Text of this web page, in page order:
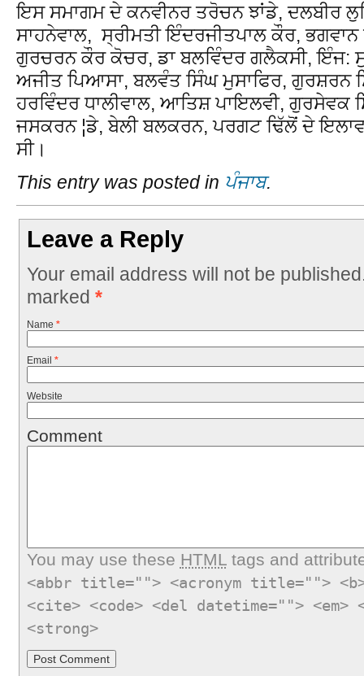
ਇਸ ਸਮਾਗਮ ਦੇ ਕਨਵੀਨਰ ਤਰੋਚਨ ਝਾਂਡੇ, ਦਲਬੀਰ
ਸਾਹਨੇਵਾਲ, ਸ੍ਰੀਮਤੀ ਇੰਦਰਜੀਤਪਾਲ ਕੌਰ, ਭਗਵਾਨ
ਗੁਰਚਰਨ ਕੌਰ ਕੋਚਰ, ਡਾ ਬਲਵਿੰਦਰ ਗਲੈਕਸੀ, ਇੰਜ:
ਅਜੀਤ ਪਿਆਸਾ, ਬਲਵੰਤ ਸਿੰਘ ਮੁਸਾਫਿਰ, ਗੁਰਸ਼ਰਨ
ਹਰਵਿੰਦਰ ਧਾਲੀਵਾਲ, ਆਤਿਸ਼ ਪਾਇਲਵੀ, ਗੁਰਸੇਵਕ
ਜਸਕਰਨ ¦ਡੇ, ਬੇਲੀ ਬਲਕਰਨ, ਪਰਗਟ ਢਿੱਲੋਂ ਦੇ
ਸੀ।
This entry was posted in ਪੰਜਾਬ.
Leave a Reply
Your email address will not be
marked *
Name *
Email *
Website
Comment
You may use these HTMLtags and
<abbr title=""> <acronym title="">
<cite> <code> <del datetime="">
<strong>